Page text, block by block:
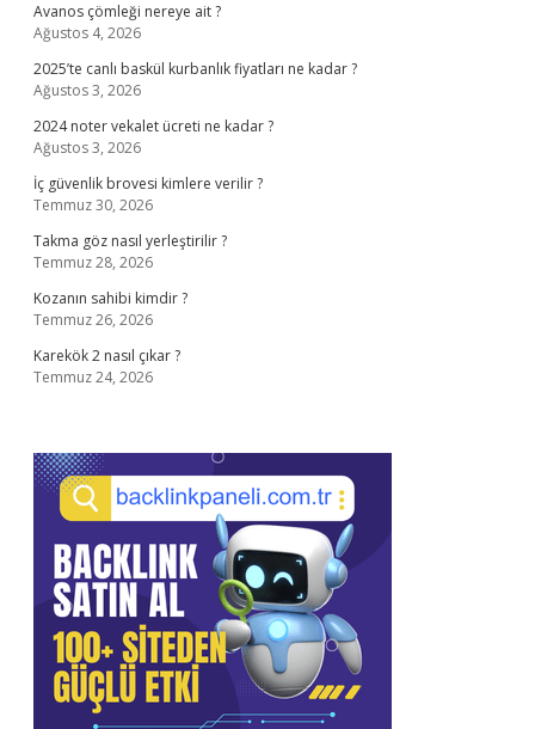
Avanos çömleği nereye ait ?
Ağustos 4, 2026
2025’te canlı baskül kurbanlık fiyatları ne kadar ?
Ağustos 3, 2026
2024 noter vekalet ücreti ne kadar ?
Ağustos 3, 2026
İç güvenlik brovesi kimlere verilir ?
Temmuz 30, 2026
Takma göz nasıl yerleştirilir ?
Temmuz 28, 2026
Kozanın sahibi kimdir ?
Temmuz 26, 2026
Karekök 2 nasıl çıkar ?
Temmuz 24, 2026